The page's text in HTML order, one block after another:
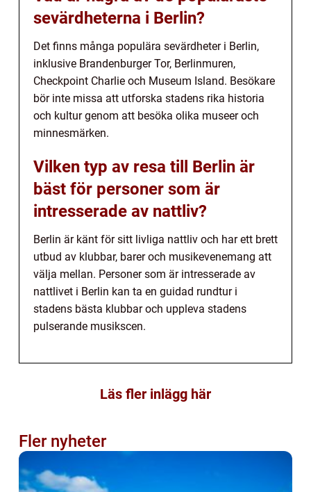
sevärdheterna i Berlin?
Det finns många populära sevärdheter i Berlin,
inklusive Brandenburger Tor, Berlinmuren,
Checkpoint Charlie och Museum Island. Besökare
bör inte missa att utforska stadens rika historia
och kultur genom att besöka olika museer och
minnesmärken.
Vilken typ av resa till Berlin är
bäst för personer som är
intresserade av nattliv?
Berlin är känt för sitt livliga nattliv och har ett brett
utbud av klubbar, barer och musikevenemang att
välja mellan. Personer som är intresserade av
nattlivet i Berlin kan ta en guidad rundtur i
stadens bästa klubbar och uppleva stadens
pulserande musikscen.
Läs fler inlägg här
Fler nyheter